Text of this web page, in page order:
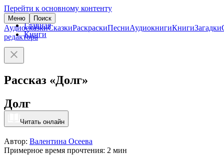
Перейти к основному контенту
Меню Поиск
АудиосказкиСказкиРаскраскиПесниАудиокнигиКнигиЗагадки
редактора
Главная
Книги
Рассказ «Долг»
Долг
Читать онлайн
Автор: Валентина Осеева
Примерное время прочтения: 2 мин